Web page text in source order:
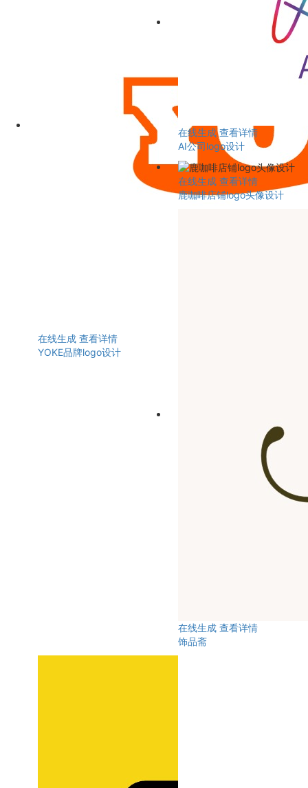
在线生成 查看详情
YOKE品牌logo设计
在线生成 查看详情
AI公司logo设计
在线生成 查看详情
鹿咖啡店铺logo头像设计
在线生成 查看详情
饰品斋